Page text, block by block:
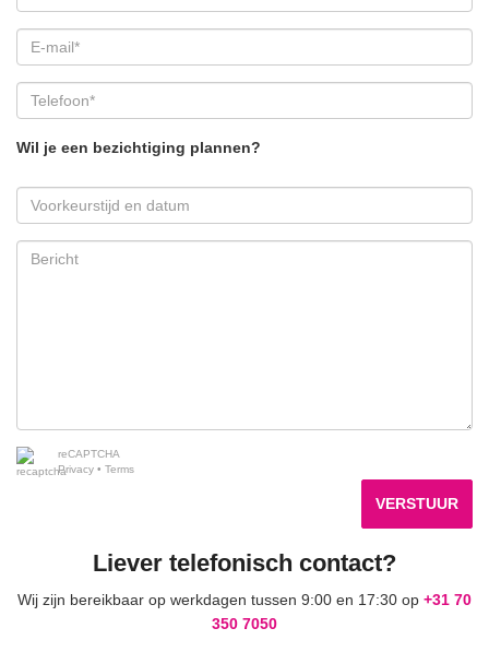
Wil je een bezichtiging plannen?
reCAPTCHA
Privacy • Terms
VERSTUUR
Liever telefonisch contact?
Wij zijn bereikbaar op werkdagen tussen 9:00 en 17:30 op +31 70
350 7050